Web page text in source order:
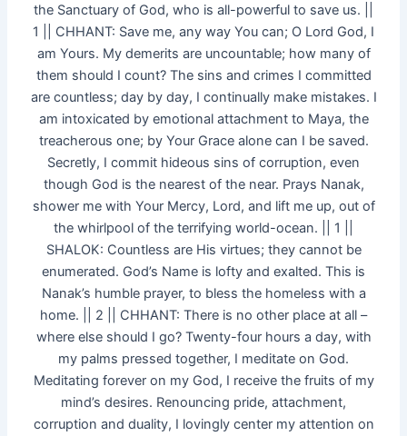
the Sanctuary of God, who is all-powerful to save us. ||
1 || CHHANT: Save me, any way You can; O Lord God, I
am Yours. My demerits are uncountable; how many of
them should I count? The sins and crimes I committed
are countless; day by day, I continually make mistakes. I
am intoxicated by emotional attachment to Maya, the
treacherous one; by Your Grace alone can I be saved.
Secretly, I commit hideous sins of corruption, even
though God is the nearest of the near. Prays Nanak,
shower me with Your Mercy, Lord, and lift me up, out of
the whirlpool of the terrifying world-ocean. || 1 ||
SHALOK: Countless are His virtues; they cannot be
enumerated. God’s Name is lofty and exalted. This is
Nanak’s humble prayer, to bless the homeless with a
home. || 2 || CHHANT: There is no other place at all –
where else should I go? Twenty-four hours a day, with
my palms pressed together, I meditate on God.
Meditating forever on my God, I receive the fruits of my
mind’s desires. Renouncing pride, attachment,
corruption and duality, I lovingly center my attention on